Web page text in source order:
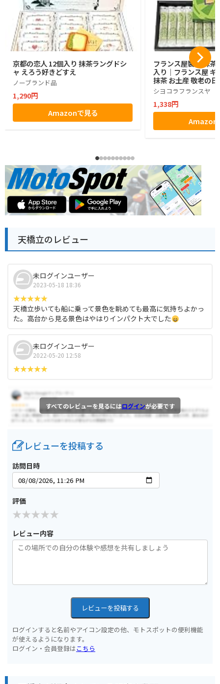
京都の恋人 12個入り 抹茶ラングドシ
ャ えろう好きどすえ
ノーブランド品
1,290円
Amazonで見る
フランス屋製菓 抹茶
入り｜フランス屋 ギ
抹茶 お土産 敬老の日
シヨコラフランスヤ
1,338円
Amazon
天橋立のレビュー
未ログインユーザー
2023-05-18 18:36
天橋立歩いても船に乗って景色を眺めても最高に気持ちよかっ
た。高台から見る景色はやはりインパクト大でした
未ログインユーザー
2022-05-20 12:58
すべてのレビューを見るにはログインが必要です
レビューを投稿する
訪問日時
評価
レビュー内容
レビューを投稿する
ログインすると名前やアイコン設定の他、モトスポットの便利機能
が使えるようになります。
ログイン・会員登録はこちら